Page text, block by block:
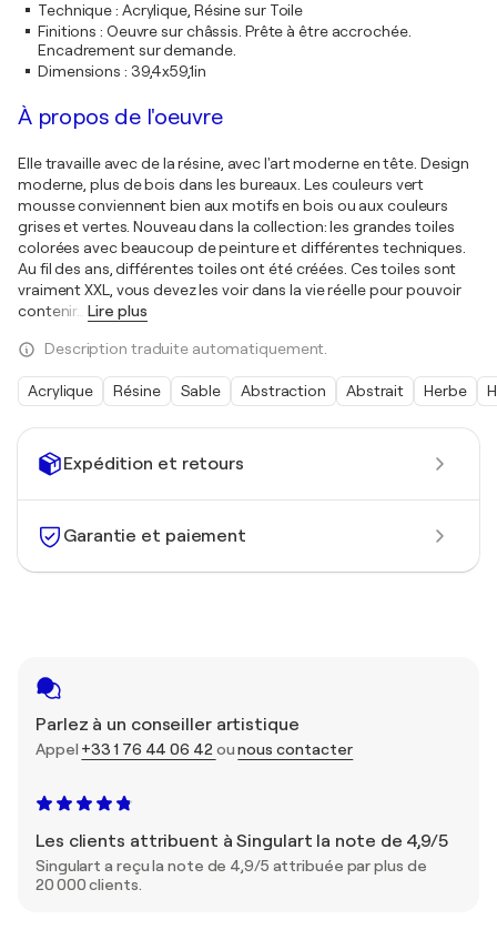
Expédition et retours
Garantie et paiement
Parlez à un conseiller artistique
Appel +33 1 76 44 06 42 ounous contacter
Les clients attribuent à Singulart la note de 4,9/5
Singulart a reçu la note de 4,9/5 attribuée par plus de
20 000 clients.
Technique: Acrylique, Résine sur Toile
Finitions : Oeuvre sur châssis. Prête à être accrochée.
Encadrement sur demande.
Dimensions : 39,4x59,1in
À propos de l'oeuvre
Elle travaille avec de la résine, avec l'art moderne en tête. Design
moderne, plus de bois dans les bureaux. Les couleurs vert
mousse conviennent bien aux motifs en bois ou aux couleurs
grises et vertes. Nouveau dans la collection: les grandes toiles
colorées avec beaucoup de peinture et différentes techniques.
Au fil des ans, différentes toiles ont été créées. Ces toiles sont
vraiment XXL, vous devez les voir dans la vie réelle pour pouvoir
contenir… Lire plus
Description traduite automatiquement.
Acrylique Résine Sable Abstraction Abstrait Herbe